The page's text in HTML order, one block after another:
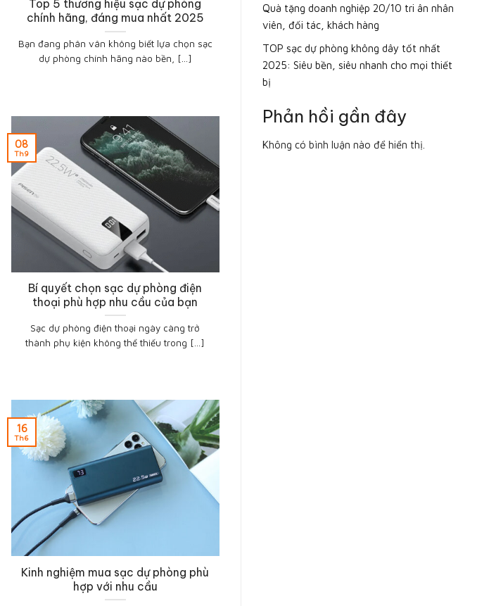
Top 5 thương hiệu sạc dự phòng
chính hãng, đáng mua nhất 2025
Bạn đang phân vân không biết lựa chọn sạc
dự phòng chính hãng nào bền, [...]
Bí quyết chọn sạc dự phòng điện
thoại phù hợp nhu cầu của bạn
Sạc dự phòng điện thoại ngày càng trở
thành phụ kiện không thể thiếu trong [...]
08
Th9
Kinh nghiệm mua sạc dự phòng phù
hợp với nhu cầu
16
Th6
Quà tặng doanh nghiệp 20/10 tri ân nhân
viên, đối tác, khách hàng
TOP sạc dự phòng không dây tốt nhất
2025: Siêu bền, siêu nhanh cho mọi thiết
bị
Phản hồi gần đây
Không có bình luận nào để hiển thị.